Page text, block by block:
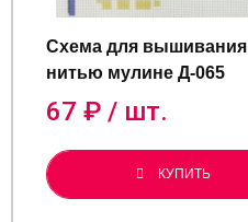
Схема для вышивания
нитью мулине Д-065
67 ₽ / шт.
КУПИТЬ